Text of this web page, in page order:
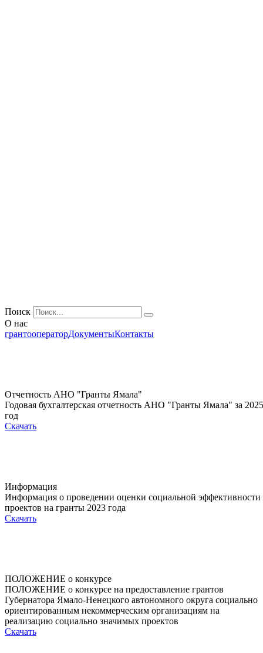
Поиск
О нас
грантооператорДокументыКонтакты
Отчетность АНО "Гранты Ямала"
Годовая бухгалтерская отчетность АНО "Гранты Ямала" за 2025
год
Скачать
Информация
Информация о проведении оценки социальной эффективности
проектов на гранты 2023 года
Скачать
ПОЛОЖЕНИЕ о конкурсе
ПОЛОЖЕНИЕ о конкурсе на предоставление грантов
Губернатора Ямало-Ненецкого автономного округа социально
ориентированным некоммерческим организациям на
реализацию социально значимых проектов
Скачать